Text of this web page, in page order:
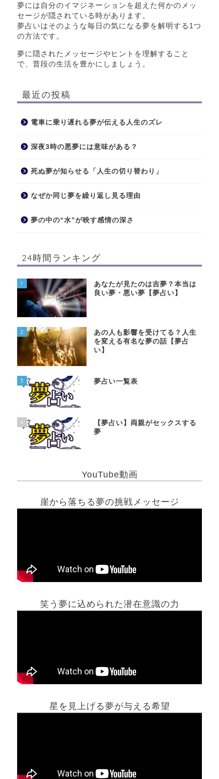
夢には自分のイマジネーションを超えた何かのメッ
セージが隠されている時があります。
夢占いはそのような毎日の気になる夢を解明する1つ
の方法です。
夢に隠されたメッセージやヒントを理解すること
で、普段の生活を豊かにしましょう。
最近の投稿
電車に乗り遅れる夢が伝える人生のズレ
深夜3時の悪夢には意味がある？
死ぬ夢が知らせる「人生の切り替わり」
なぜか同じ夢を繰り返し見る理由
夢の中の“水”が映す感情の深さ
24時間ランキング
1
あなたが見たのは吉夢？本当は
良い夢・悪い夢【夢占い】
2
あの人も影響を受けてる？人生
を変える有名な夢の話【夢占
い】
3 夢占い一覧表
4
【夢占い】両親がセックスする
夢
YouTube動画
崖から落ちる夢の挑戦メッセージ
笑う夢に込められた潜在意識の力
星を見上げる夢が与える希望
ホーム